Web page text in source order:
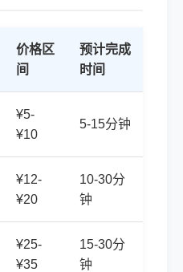
价格区
间
预计完成
时间
¥5-
¥10
5-15分钟
¥12-
¥20
10-30分
钟
¥25-
¥35
15-30分
钟